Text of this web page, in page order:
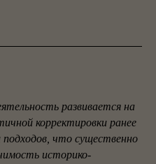
развивается на
корректировки ранее
что существенно
историко-